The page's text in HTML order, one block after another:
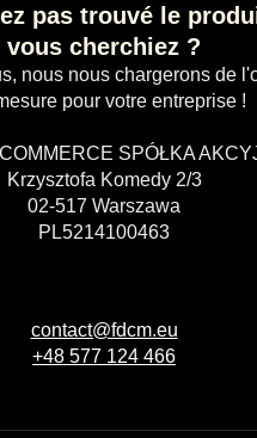
pas trouvé le
vous cherchiez ?
nous nous chargerons de
pour votre entreprise !
SPÓŁKA
Krzysztofa Komedy 2/3
02-517 Warszawa
PL5214100463
contact@fdcm.eu
+48 577 124 466